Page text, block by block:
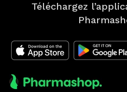
Téléchargez